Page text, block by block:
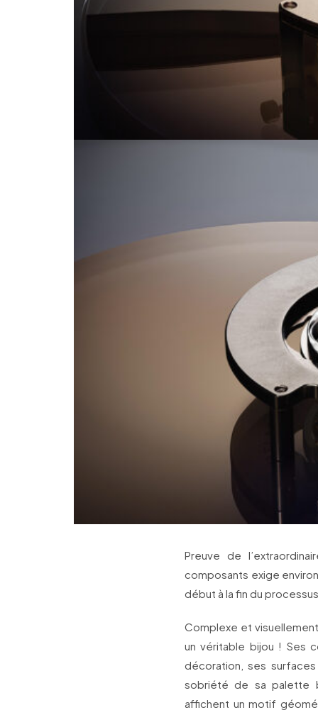
Preuve de
composants exige
début à la fin du
Complexe et
un véritable bijou ! Ses
décoration, ses
sobriété de sa palette
affichent un motif